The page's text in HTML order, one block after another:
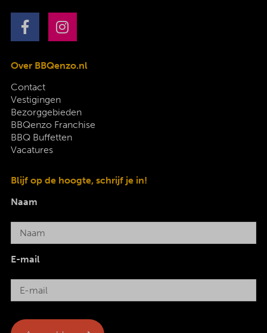
Over BBQenzo.nl
Contact
Vestigingen
Bezorggebieden
BBQenzo Franchise
BBQ Buffetten
Vacatures
Blijf op de hoogte, schrijf je in!
Naam
E-mail